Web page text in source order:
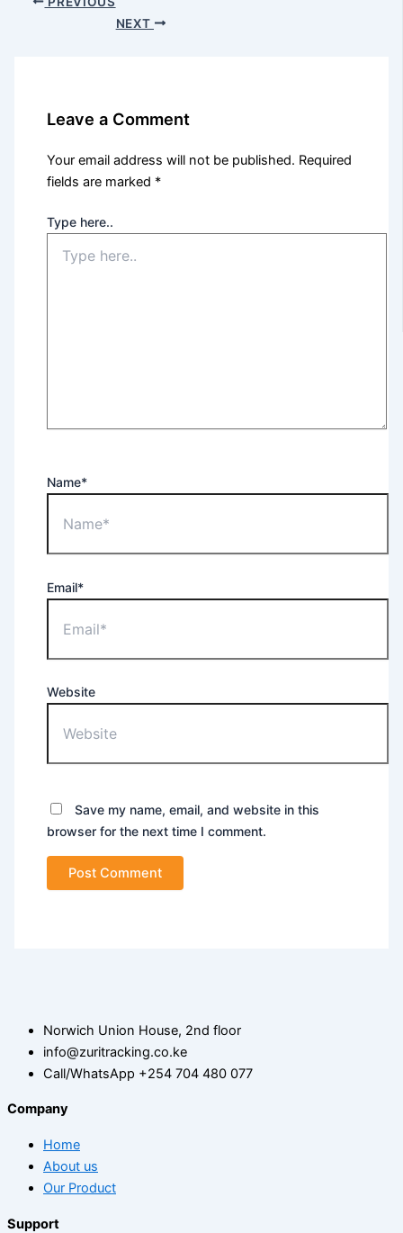
NEXT
Leave a Comment
Your email address will not be published. Required
fields are marked *
Type here..
Name*
Email*
Website
Save my name, email, and website in this
browser for the next time I comment.
Norwich Union House, 2nd floor
info@zuritracking.co.ke
Call/WhatsApp +254 704 480 077
Company
Home
About us
Our Product
Support